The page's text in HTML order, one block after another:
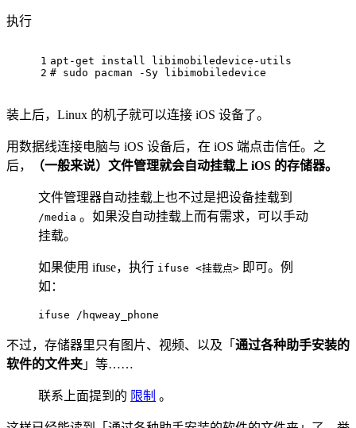
执行
1
2
apt-get install libimobiledevice-utils
# sudo pacman -Sy libimobiledevice
装上后，Linux 的机子就可以连接 iOS 设备了。
用数据线连接电脑与 iOS 设备后，在 iOS 端点击信任。之
后，
（一般来说）文件管理就会自动挂载上 iOS 的存储器。
文件管理器自动挂载上也不过是把设备挂载到
/media 。如果没自动挂载上而有需求，可以手动
挂载。
如果使用 ifuse，执行 ifuse <挂载点> 即可。例
如：
ifuse /hqweay_phone
不过，存储器里只有图片、视频、以及「 通过各种助手安装的
软件的文件夹 」等……
联系上面提到的 限制 。